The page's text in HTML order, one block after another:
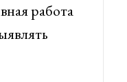
работа